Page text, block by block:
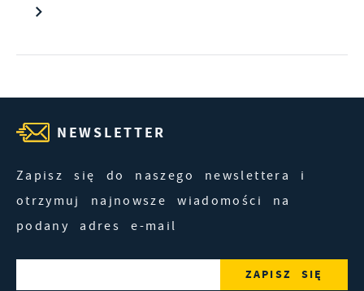
NEWSLETTER
Zapisz się do naszego newslettera i
otrzymuj najnowsze wiadomości na
podany adres e-mail